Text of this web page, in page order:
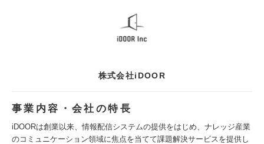
株式会社iDOOR
事業内容・会社の特長
iDOORは創業以来、情報配信システムの提供をはじめ、ナレッジ産業
のコミュニケーション領域に焦点を当てて課題解決サービスを提供し